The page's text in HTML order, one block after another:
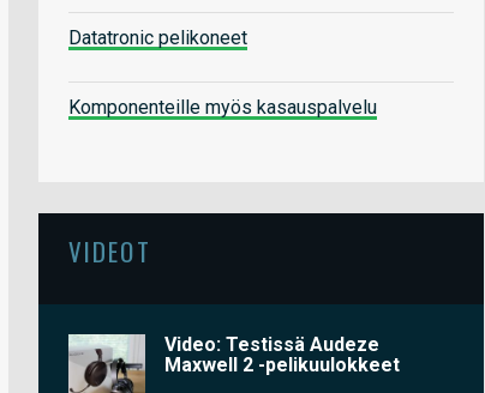
Datatronic pelikoneet
Komponenteille myös kasauspalvelu
VIDEOT
Video: Testissä Audeze
Maxwell 2 -pelikuulokkeet